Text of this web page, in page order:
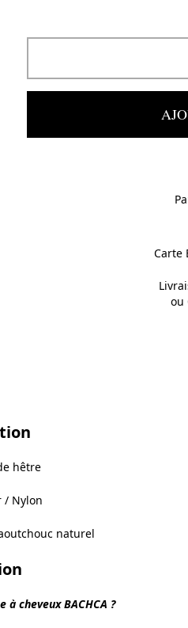
Carte
ou
hêtre
/ Nylon
naturel
cheveux BACHCA ?